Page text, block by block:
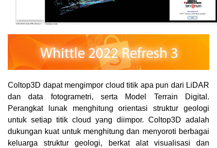
Coltop3D dapat mengimpor cloud titik apa pun dari LiDAR
dan data fotogrametri, serta Model Terrain Digital.
Perangkat lunak menghitung orientasi struktur geologi
untuk setiap titik cloud yang diimpor. Coltop3D adalah
dukungan kuat untuk menghitung dan menyoroti berbagai
keluarga struktur geologi, berkat alat visualisasi dan